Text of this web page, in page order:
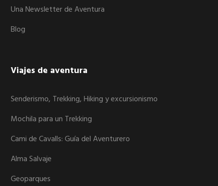
Una Newsletter de Aventura
Blog
Viajes de aventura
Senderismo, Trekking, Hiking y excursionismo
Mochila para un Trekking
Cami de Cavalls: Guía del Aventurero
Alma Salvaje
Geoparques